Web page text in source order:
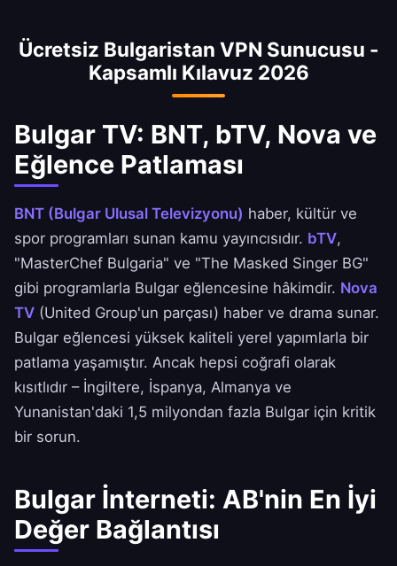
Batı Avrupa'da yaşayan 1,5 milyondan fazla
Bulgar için ideal.
Ücretsiz Bulgaristan VPN Sunucusu -
Kapsamlı Kılavuz 2026
Bulgar TV: BNT, bTV, Nova ve
Eğlence Patlaması
BNT (Bulgar Ulusal Televizyonu) haber, kültür ve
spor programları sunan kamu yayıncısıdır. bTV,
"MasterChef Bulgaria" ve "The Masked Singer BG"
gibi programlarla Bulgar eğlencesine hâkimdir. Nova
TV (United Group'un parçası) haber ve drama sunar.
Bulgar eğlencesi yüksek kaliteli yerel yapımlarla bir
patlama yaşamıştır. Ancak hepsi coğrafi olarak
kısıtlıdır – İngiltere, İspanya, Almanya ve
Yunanistan'daki 1,5 milyondan fazla Bulgar için kritik
bir sorun.
Bulgar İnterneti: AB'nin En İyi
Değer Bağlantısı